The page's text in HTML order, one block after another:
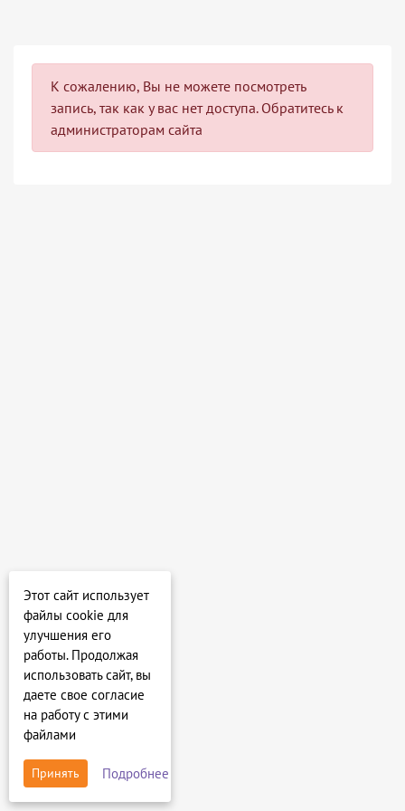
К сожалению, Вы не можете посмотреть
запись, так как у вас нет доступа. Обратитесь к
администраторам сайта
Этот сайт использует
файлы cookie для
улучшения его
работы. Продолжая
использовать сайт, вы
даете свое согласие
на работу с этими
файлами
Принять Подробнее